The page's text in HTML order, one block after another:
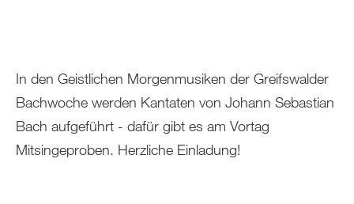
In den Geistlichen Morgenmusiken der Greifswalder
Bachwoche werden Kantaten von Johann Sebastian
Bach aufgeführt - dafür gibt es am Vortag
Mitsingeproben. Herzliche Einladung!